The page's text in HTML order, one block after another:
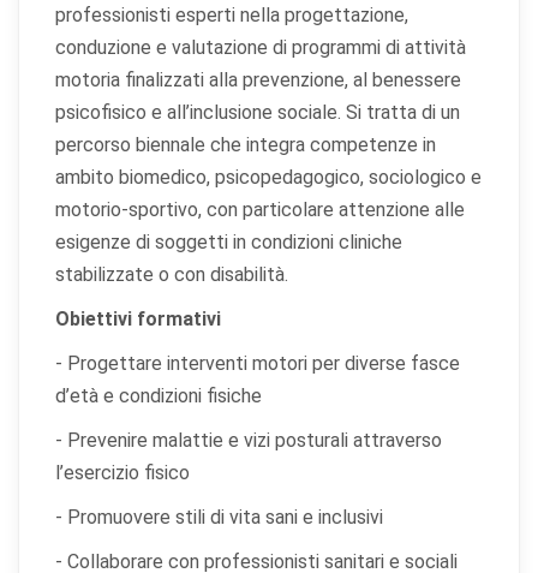
professionisti esperti nella progettazione,
conduzione e valutazione di programmi di attività
motoria finalizzati alla prevenzione, al benessere
psicofisico e all’inclusione sociale. Si tratta di un
percorso biennale che integra competenze in
ambito biomedico, psicopedagogico, sociologico e
motorio-sportivo, con particolare attenzione alle
esigenze di soggetti in condizioni cliniche
stabilizzate o con disabilità.
Obiettivi formativi
- Progettare interventi motori per diverse fasce
d’età e condizioni fisiche
- Prevenire malattie e vizi posturali attraverso
l’esercizio fisico
- Promuovere stili di vita sani e inclusivi
- Collaborare con professionisti sanitari e sociali